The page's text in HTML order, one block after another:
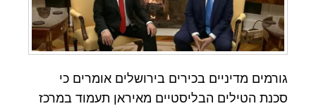
גורמים מדיניים בכירים בירושלים אומרים כי
סכנת הטילים הבליסטיים מאיראן תעמוד במרכז